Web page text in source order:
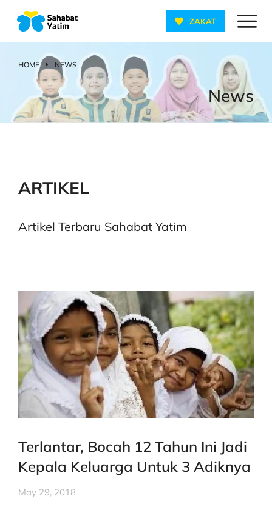
ZAKAT
You are here:
HOME NEWS
News
ARTIKEL
Artikel Terbaru Sahabat Yatim
Terlantar, Bocah 12 Tahun Ini Jadi
Kepala Keluarga Untuk 3 Adiknya
May 29, 2018